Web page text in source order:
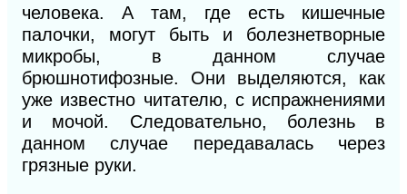
человека. А там, где есть кишечные
палочки, могут быть и болезнетворные
микробы, в данном случае
брюшнотифозные. Они выделяются, как
уже известно читателю, с испражнениями
и мочой. Следовательно, болезнь в
данном случае передавалась через
грязные руки.